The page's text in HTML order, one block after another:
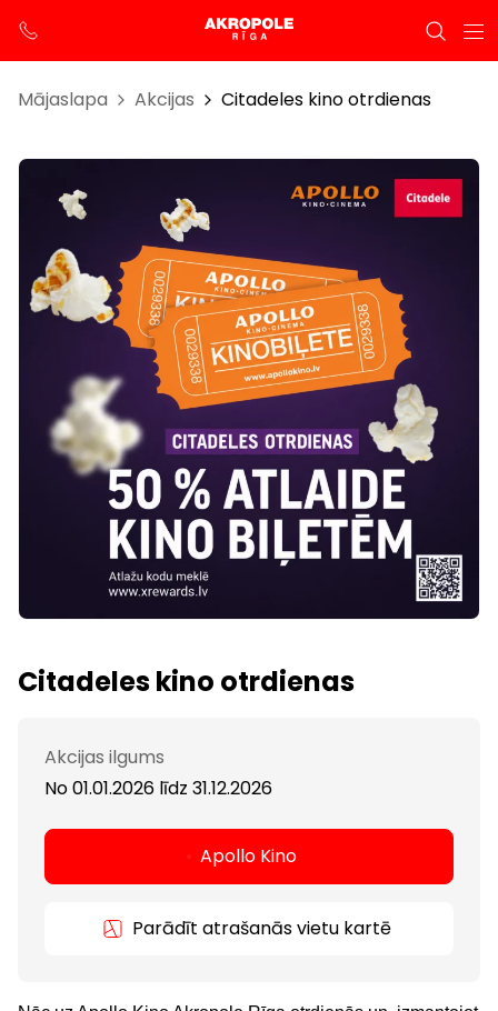
Mājaslapa Akcijas Citadeles kino otrdienas
Citadeles kino otrdienas
Akcijas ilgums
No 01.01.2026 līdz 31.12.2026
Apollo Kino
Parādīt atrašanās vietu kartē